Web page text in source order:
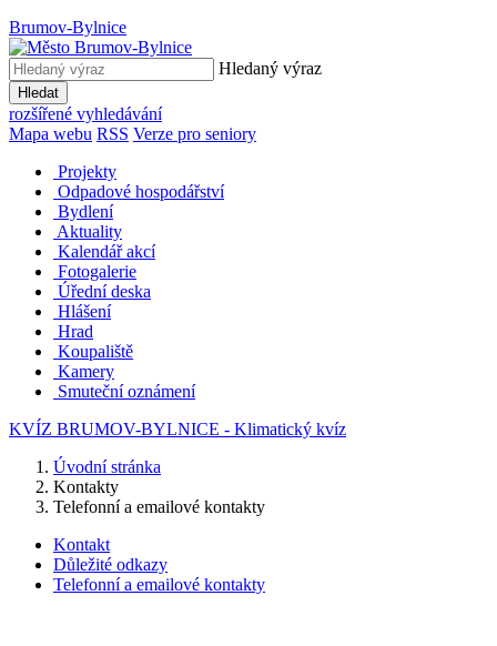
Brumov-Bylnice
Hledaný výraz
Hledat
rozšířené vyhledávání
Mapa webu RSS Verze pro seniory
Projekty
Odpadové hospodářství
Bydlení
Aktuality
Kalendář akcí
Fotogalerie
Úřední deska
Hlášení
Hrad
Koupaliště
Kamery
Smuteční oznámení
KVÍZ BRUMOV-BYLNICE - Klimatický kvíz
Úvodní stránka
Kontakty
Telefonní a emailové kontakty
Kontakt
Důležité odkazy
Telefonní a emailové kontakty